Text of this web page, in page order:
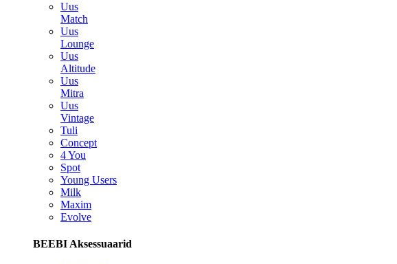
Uus
Match
Uus
Lounge
Uus
Altitude
Uus
Mitra
Uus
Vintage
Tuli
Concept
4 You
Spot
Young Users
Milk
Maxim
Evolve
BEEBI Aksessuaarid